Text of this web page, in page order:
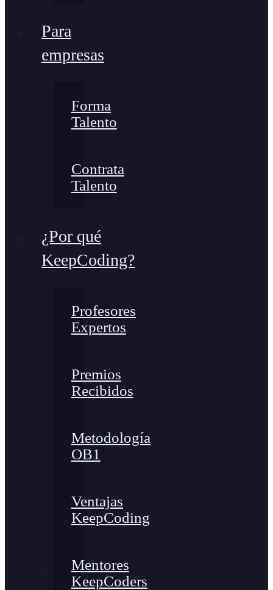
Para
empresas
Forma
Talento
Contrata
Talento
¿Por qué
KeepCoding?
Profesores
Expertos
Premios
Recibidos
Metodología
OB1
Ventajas
KeepCoding
Mentores
KeepCoders